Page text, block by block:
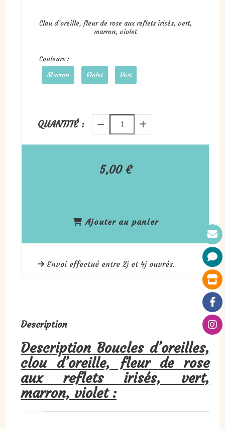
Clou d’oreille, fleur de rose aux reflets irisés, vert,
marron, violet
Couleurs :
Marron
Violet Vert
5,00€
QUANTITÉ :
Ajouter au panier
Envoi effectué entre 2j et 4j ouvrés.
Description
Description Boucles d’oreilles,
clou d’oreille, fleur de rose
aux reflets irisés, vert,
marron, violet :